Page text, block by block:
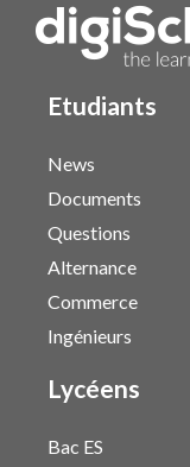
Etudiants
News
Documents
Questions
Alternance
Commerce
Ingénieurs
Lycéens
Bac ES